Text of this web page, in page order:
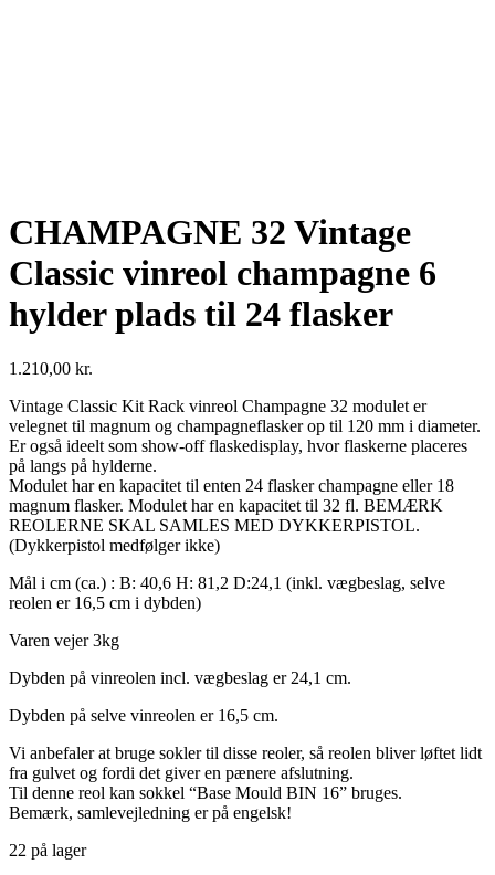
CHAMPAGNE 32 Vintage
Classic vinreol champagne 6
hylder plads til 24 flasker
1.210,00 kr.
Vintage Classic Kit Rack vinreol Champagne 32 modulet er
velegnet til magnum og champagneflasker op til 120 mm i diameter.
Er også ideelt som show-off flaskedisplay, hvor flaskerne placeres
på langs på hylderne.
Modulet har en kapacitet til enten 24 flasker champagne eller 18
magnum flasker. Modulet har en kapacitet til 32 fl. BEMÆRK
REOLERNE SKAL SAMLES MED DYKKERPISTOL.
(Dykkerpistol medfølger ikke)
Mål i cm (ca.) : B: 40,6 H: 81,2 D:24,1 (inkl. vægbeslag, selve
reolen er 16,5 cm i dybden)
Varen vejer 3kg
Dybden på vinreolen incl. vægbeslag er 24,1 cm.
Dybden på selve vinreolen er 16,5 cm.
Vi anbefaler at bruge sokler til disse reoler, så reolen bliver løftet lidt
fra gulvet og fordi det giver en pænere afslutning.
Til denne reol kan sokkel “Base Mould BIN 16” bruges.
Bemærk, samlevejledning er på engelsk!
22 på lager